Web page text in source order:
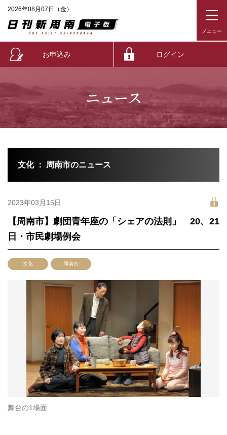
2026年08月07日（金）
お申込み ログイン
ニュース
文化 ： 周南市のニュース
2023年03月15日
【周南市】劇団青年座の「シェアの法則」 20、21
日・市民劇場例会
文化 周南市
舞台の1場面